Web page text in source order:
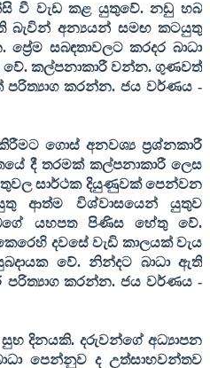
වී වැඩ කළ යුතුවේ. නඩු හබ
බැවින් අන්‍යයන් සමඟ කටයුතු
සබඳතාවලට කරදර බාධා
වේ. කල්පනාකාරී වන්න. ගුණවත්
පරිත්‍යාග කරන්න. ජය වර්ණය -
ගොස් අනවශ්‍ය ප්‍රශ්නකාරී
දී තරමක් කල්පනාකාරී ලෙස
සාර්ථක දියුණුවක් පෙන්වන
ආත්ම විශ්වාසයෙන් යුතුව
යහපත පිණිස හේතු වේ.
දවසේ වැඩි කාලයක් වැය
වේ. නින්දට බාධා ඇති
පරිත්‍යාග කරන්න. ජය වර්ණය -
දිනයකි. දරුවන්ගේ අධ්‍යාපන
පෙන්නුව ද උත්සාහවන්තව